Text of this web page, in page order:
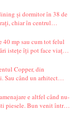
și dormitor în 38 de
chiar în centrul
departe, spre țările
40 mp sau cum tot felul
istețe îți pot face viața
Copper, din
Sau când un arhitect
e altfel când nu-
piesele. Bun venit într-